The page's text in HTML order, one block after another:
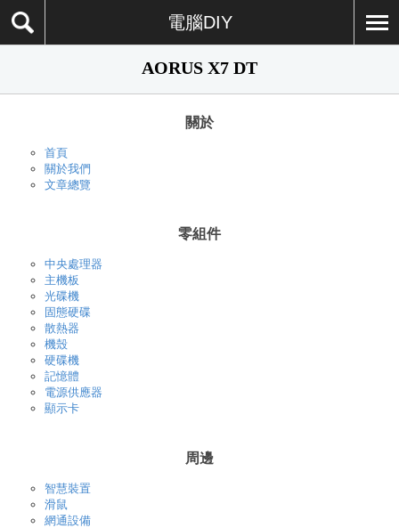
電腦DIY
AORUS X7 DT
關於
首頁
關於我們
文章總覽
零組件
中央處理器
主機板
光碟機
固態硬碟
散熱器
機殼
硬碟機
記憶體
電源供應器
顯示卡
周邊
智慧裝置
滑鼠
網通設備